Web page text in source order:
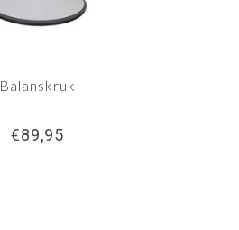
Balanskruk
€89,95